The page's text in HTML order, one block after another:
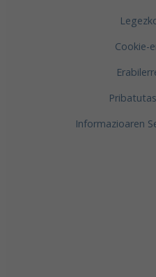
Cookie-
Informazioaren